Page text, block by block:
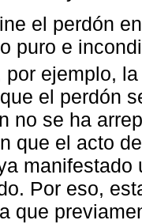
el perdón
puro e
por ejemplo,
el perdón
no se ha
que el acto
Por eso,
que